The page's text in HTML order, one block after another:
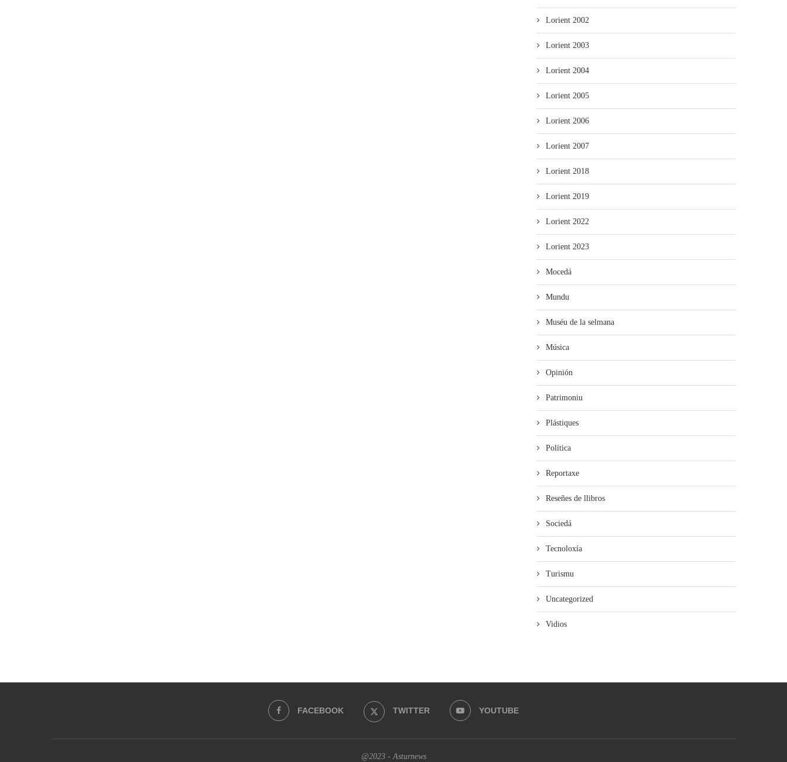
Lorient 2002
Lorient 2003
Lorient 2004
Lorient 2005
Lorient 2006
Lorient 2007
Lorient 2018
Lorient 2019
Lorient 2022
Lorient 2023
Mocedá
Mundu
Muséu de la selmana
Música
Opinión
Patrimoniu
Plástiques
Política
Reportaxe
Reseñes de llibros
Sociedá
Tecnoloxía
Turismu
Uncategorized
Vidios
FACEBOOK TWITTER YOUTUBE
@2023 - Asturnews